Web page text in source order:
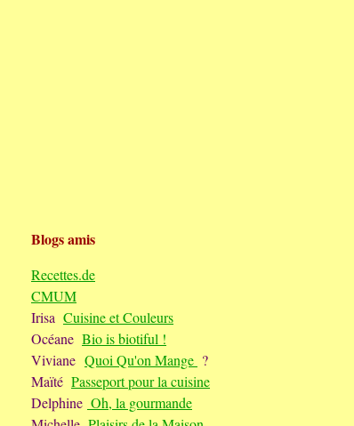
Blogs amis
Recettes.de
CMUM
Irisa Cuisine et Couleurs
Océane Bio is biotiful !
Viviane Quoi Qu'on Mange ?
Maïté Passeport pour la cuisine
Delphine Oh, la gourmande